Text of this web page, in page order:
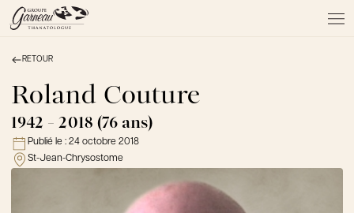
À PROPOS
NOS SERVICES
NOS PRODUITS
NOTRE ÉQUIPE
NOS SALONS
AVIS DE DÉCÈS
RETOUR
Roland Couture
1942 - 2018 (76 ans)
Publié le : 24 octobre 2018
St-Jean-Chrysostome